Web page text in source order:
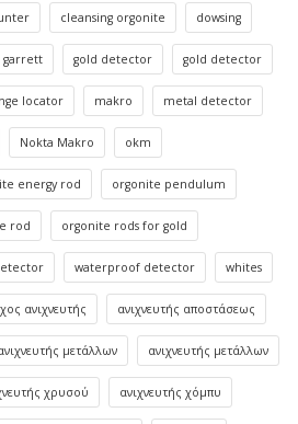
cleansing orgonite dowsing
garrett gold detector gold detector
locator makro metal detector
Nokta Makro okm
energy rod orgonite pendulum
rod orgonite rods for gold
waterproof detector whites
ανιχνευτής ανιχνευτής αποστάσεως
μετάλλων ανιχνευτής μετάλλων
χρυσού ανιχνευτής χόμπυ